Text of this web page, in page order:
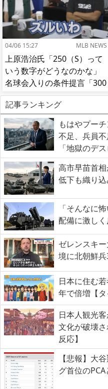
04/06 15:27 MLB NEWS
上原浩治氏「250（S）って
いう数字がどうなのかな」
名球会入りの条件提言「300
とか…」
記事ランキング
もはやプー
不足、兵員
「地獄のデ
高市早苗首
低下も織り込
「そんなに
配備に激し
ゼレンスキ
境に北朝鮮
日本に住む
年で倍増【タ
日本人観光
文化が破壊
反応】
【悲報】大
グ首位の